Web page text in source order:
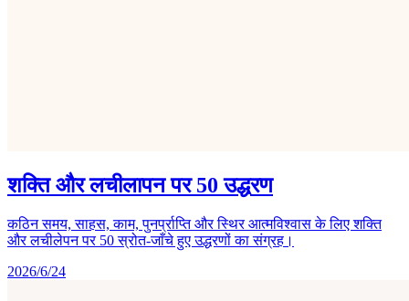
शक्ति और लचीलापन पर 50 उद्धरण
कठिन समय, साहस, काम, पुनर्प्राप्ति और स्थिर आत्मविश्वास के लिए शक्ति
और लचीलेपन पर 50 स्रोत-जाँचे हुए उद्धरणों का संग्रह।
2026/6/24